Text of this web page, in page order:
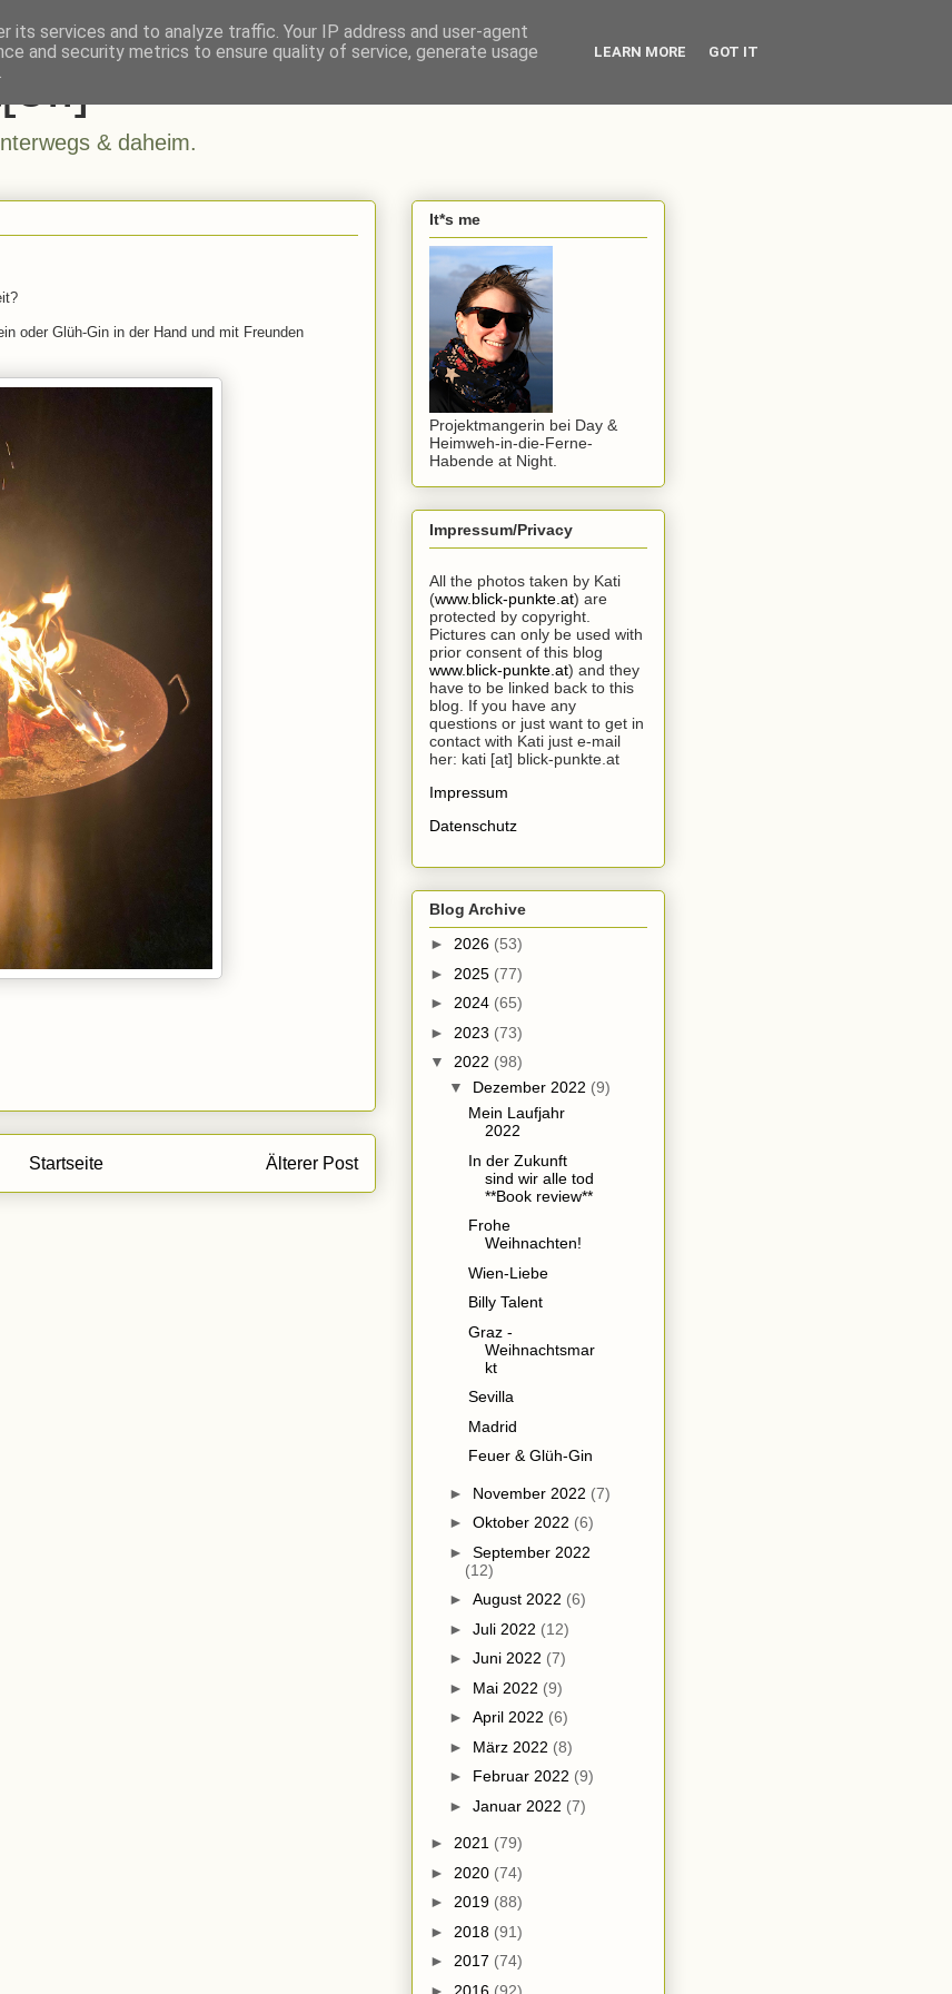
& daheim.
oder Glüh-Gin in der Hand und mit Freunden
Älterer Post
Startseite
It*s me
Projektmangerin bei Day &
Heimweh-in-die-Ferne-
Habende at Night.
Impressum/Privacy
All the photos taken by Kati
(www.blick-punkte.at) are
protected by copyright.
Pictures can only be used with
prior consent of this blog
www.blick-punkte.at) and they
have to be linked back to this
blog. If you have any
questions or just want to get in
contact with Kati just e-mail
her: kati [at] blick-punkte.at
Impressum
Datenschutz
Blog Archive
► 2026 (53)
► 2025 (77)
► 2024 (65)
► 2023 (73)
▼ 2022 (98)
▼ Dezember 2022 (9)
Mein Laufjahr
2022
In der Zukunft
sind wir alle tod
**Book review**
Frohe
Weihnachten!
Wien-Liebe
Billy Talent
Graz -
Weihnachtsmar
kt
Sevilla
Madrid
Feuer & Glüh-Gin
► November 2022 (7)
► Oktober 2022 (6)
► September 2022
(12)
► August 2022 (6)
► Juli 2022 (12)
► Juni 2022 (7)
► Mai 2022 (9)
► April 2022 (6)
► März 2022 (8)
► Februar 2022 (9)
► Januar 2022 (7)
► 2021 (79)
► 2020 (74)
► 2019 (88)
► 2018 (91)
► 2017 (74)
► 2016 (92)
its services and to analyze traffic. Your IP address and user-agent
and security metrics to ensure quality of service, generate usage
LEARN MORE GOT IT